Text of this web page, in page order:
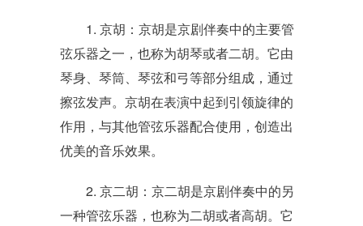
1. 京胡：京胡是京剧伴奏中的主要管
弦乐器之一，也称为胡琴或者二胡。它由
琴身、琴筒、琴弦和弓等部分组成，通过
擦弦发声。京胡在表演中起到引领旋律的
作用，与其他管弦乐器配合使用，创造出
优美的音乐效果。
2. 京二胡：京二胡是京剧伴奏中的另
一种管弦乐器，也称为二胡或者高胡。它